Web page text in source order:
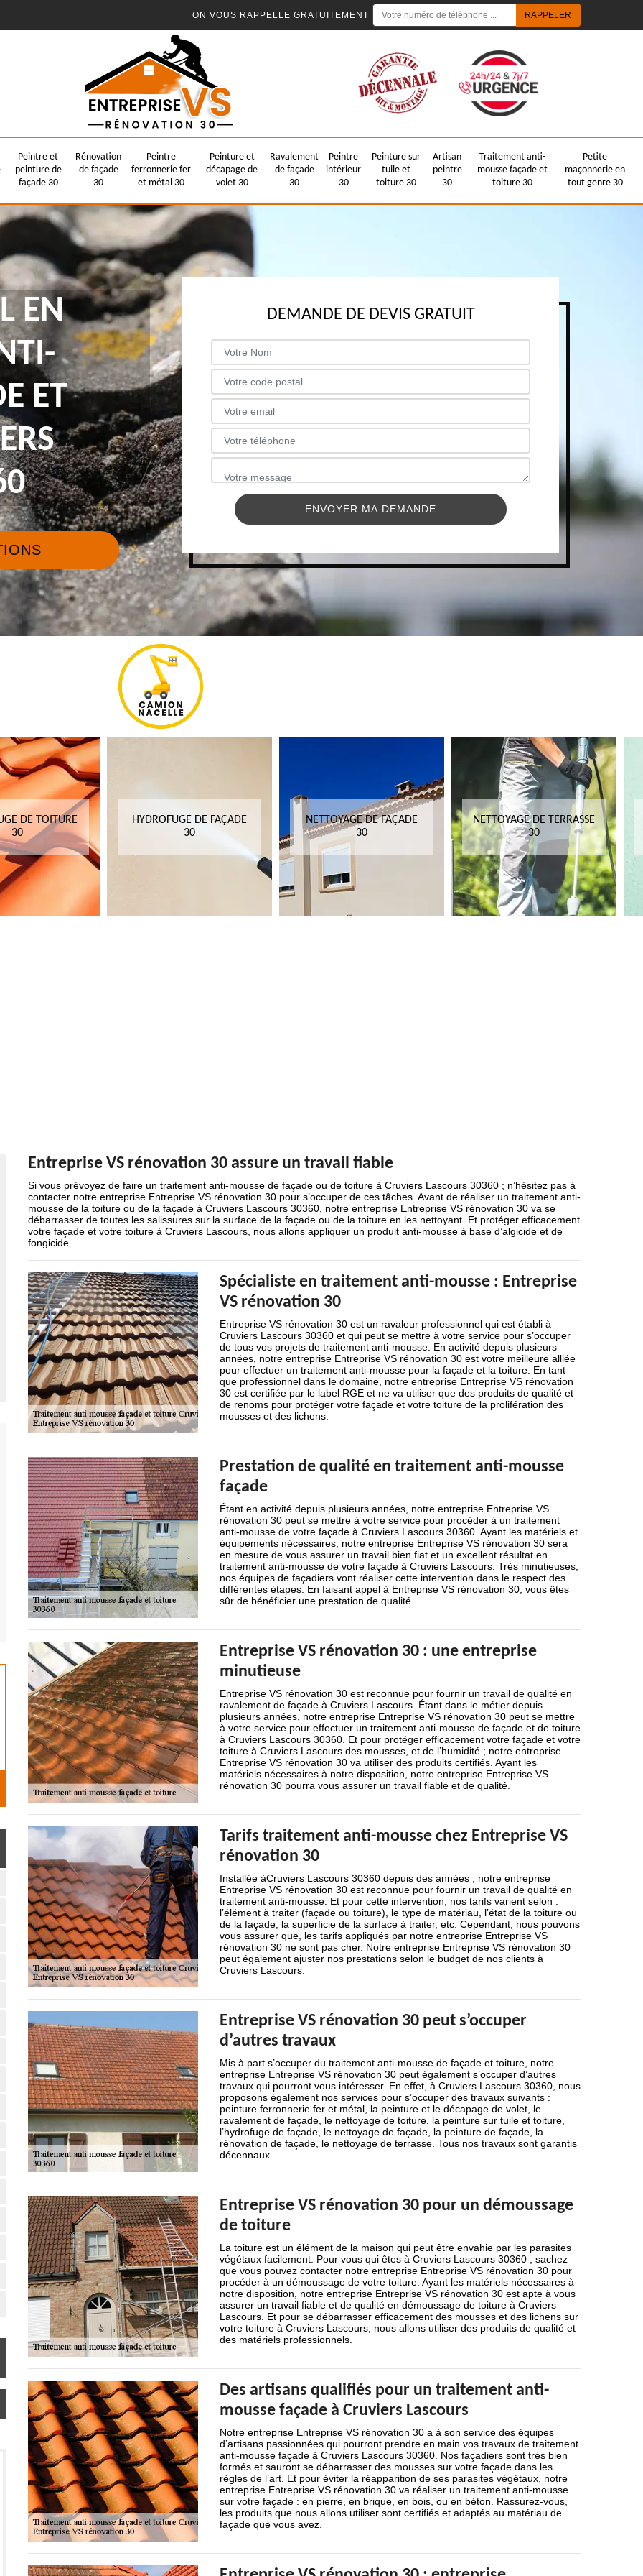
ON VOUS RAPPELLE GRATUITEMENT
Peintre et
peinture de
façade 30
Rénovation
de façade
30
Peintre
ferronnerie fer
et métal 30
Peinture et
décapage de
volet 30
Ravalement
de façade
30
Peintre
intérieur
30
Peinture sur
tuile et
toiture 30
Artisan
peintre
30
Traitement anti-
mousse façade et
toiture 30
Petite
maçonnerie en
tout genre 30
EN
ET
DEMANDE DE DEVIS GRATUIT
DE TOITURE
30
HYDROFUGE DE FAÇADE
30
NETTOYAGE DE FAÇADE
30
NETTOYAGE DE TERRASSE
30
Entreprise VS rénovation 30 assure un travail fiable
Si vous prévoyez de faire un traitement anti-mousse de façade ou de toiture à Cruviers Lascours 30360 ; n’hésitez pas à
contacter notre entreprise Entreprise VS rénovation 30 pour s’occuper de ces tâches. Avant de réaliser un traitement anti-
mousse de la toiture ou de la façade à Cruviers Lascours 30360, notre entreprise Entreprise VS rénovation 30 va se
débarrasser de toutes les salissures sur la surface de la façade ou de la toiture en les nettoyant. Et protéger efficacement
votre façade et votre toiture à Cruviers Lascours, nous allons appliquer un produit anti-mousse à base d’algicide et de
fongicide.
Spécialiste en traitement anti-mousse : Entreprise
VS rénovation 30
Entreprise VS rénovation 30 est un ravaleur professionnel qui est établi à
Cruviers Lascours 30360 et qui peut se mettre à votre service pour s’occuper
de tous vos projets de traitement anti-mousse. En activité depuis plusieurs
années, notre entreprise Entreprise VS rénovation 30 est votre meilleure alliée
pour effectuer un traitement anti-mousse pour la façade et la toiture. En tant
que professionnel dans le domaine, notre entreprise Entreprise VS rénovation
30 est certifiée par le label RGE et ne va utiliser que des produits de qualité et
de renoms pour protéger votre façade et votre toiture de la prolifération des
mousses et des lichens.
Prestation de qualité en traitement anti-mousse
façade
Étant en activité depuis plusieurs années, notre entreprise Entreprise VS
rénovation 30 peut se mettre à votre service pour procéder à un traitement
anti-mousse de votre façade à Cruviers Lascours 30360. Ayant les matériels et
équipements nécessaires, notre entreprise Entreprise VS rénovation 30 sera
en mesure de vous assurer un travail bien fiat et un excellent résultat en
traitement anti-mousse de votre façade à Cruviers Lascours. Très minutieuses,
nos équipes de façadiers vont réaliser cette intervention dans le respect des
différentes étapes. En faisant appel à Entreprise VS rénovation 30, vous êtes
sûr de bénéficier une prestation de qualité.
Entreprise VS rénovation 30 : une entreprise
minutieuse
Entreprise VS rénovation 30 est reconnue pour fournir un travail de qualité en
ravalement de façade à Cruviers Lascours. Étant dans le métier depuis
plusieurs années, notre entreprise Entreprise VS rénovation 30 peut se mettre
à votre service pour effectuer un traitement anti-mousse de façade et de toiture
à Cruviers Lascours 30360. Et pour protéger efficacement votre façade et votre
toiture à Cruviers Lascours des mousses, et de l’humidité ; notre entreprise
Entreprise VS rénovation 30 va utiliser des produits certifiés. Ayant les
matériels nécessaires à notre disposition, notre entreprise Entreprise VS
rénovation 30 pourra vous assurer un travail fiable et de qualité.
Tarifs traitement anti-mousse chez Entreprise VS
rénovation 30
Installée àCruviers Lascours 30360 depuis des années ; notre entreprise
Entreprise VS rénovation 30 est reconnue pour fournir un travail de qualité en
traitement anti-mousse. Et pour cette intervention, nos tarifs varient selon :
l’élément à traiter (façade ou toiture), le type de matériau, l’état de la toiture ou
de la façade, la superficie de la surface à traiter, etc. Cependant, nous pouvons
vous assurer que, les tarifs appliqués par notre entreprise Entreprise VS
rénovation 30 ne sont pas cher. Notre entreprise Entreprise VS rénovation 30
peut également ajuster nos prestations selon le budget de nos clients à
Cruviers Lascours.
Entreprise VS rénovation 30 peut s’occuper
d’autres travaux
Mis à part s’occuper du traitement anti-mousse de façade et toiture, notre
entreprise Entreprise VS rénovation 30 peut également s’occuper d’autres
travaux qui pourront vous intéresser. En effet, à Cruviers Lascours 30360, nous
proposons également nos services pour s’occuper des travaux suivants :
peinture ferronnerie fer et métal, la peinture et le décapage de volet, le
ravalement de façade, le nettoyage de toiture, la peinture sur tuile et toiture,
l’hydrofuge de façade, le nettoyage de façade, la peinture de façade, la
rénovation de façade, le nettoyage de terrasse. Tous nos travaux sont garantis
décennaux.
Entreprise VS rénovation 30 pour un démoussage
de toiture
La toiture est un élément de la maison qui peut être envahie par les parasites
végétaux facilement. Pour vous qui êtes à Cruviers Lascours 30360 ; sachez
que vous pouvez contacter notre entreprise Entreprise VS rénovation 30 pour
procéder à un démoussage de votre toiture. Ayant les matériels nécessaires à
notre disposition, notre entreprise Entreprise VS rénovation 30 est apte à vous
assurer un travail fiable et de qualité en démoussage de toiture à Cruviers
Lascours. Et pour se débarrasser efficacement des mousses et des lichens sur
votre toiture à Cruviers Lascours, nous allons utiliser des produits de qualité et
des matériels professionnels.
Des artisans qualifiés pour un traitement anti-
mousse façade à Cruviers Lascours
Notre entreprise Entreprise VS rénovation 30 a à son service des équipes
d’artisans passionnées qui pourront prendre en main vos travaux de traitement
anti-mousse façade à Cruviers Lascours 30360. Nos façadiers sont très bien
formés et sauront se débarrasser des mousses sur votre façade dans les
règles de l’art. Et pour éviter la réapparition de ses parasites végétaux, notre
entreprise Entreprise VS rénovation 30 va réaliser un traitement anti-mousse
sur votre façade : en pierre, en brique, en bois, ou en béton. Rassurez-vous,
les produits que nous allons utiliser sont certifiés et adaptés au matériau de
façade que vous avez.